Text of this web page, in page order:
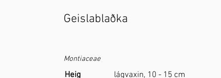
Geislablaðka
Montiaceae
Heig lágvaxin, 10 - 15 cm